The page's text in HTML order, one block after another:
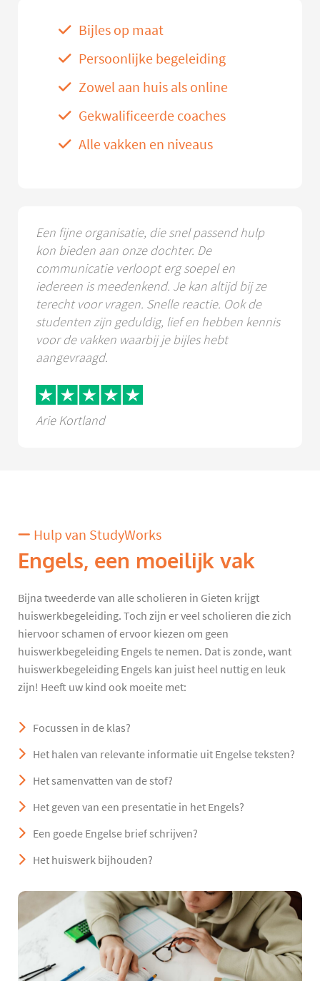
Bijles op maat
Persoonlijke begeleiding
Zowel aan huis als online
Gekwalificeerde coaches
Alle vakken en niveaus
Een fijne organisatie, die snel passend hulp
kon bieden aan onze dochter. De
communicatie verloopt erg soepel en
iedereen is meedenkend. Je kan altijd bij ze
terecht voor vragen. Snelle reactie. Ook de
studenten zijn geduldig, lief en hebben kennis
voor de vakken waarbij je bijles hebt
aangevraagd.
Arie Kortland
Hulp van StudyWorks
Engels, een moeilijk vak
Bijna tweederde van alle scholieren in Gieten krijgt
huiswerkbegeleiding. Toch zijn er veel scholieren die zich
hiervoor schamen of ervoor kiezen om geen
huiswerkbegeleiding Engels te nemen. Dat is zonde, want
huiswerkbegeleiding Engels kan juist heel nuttig en leuk
zijn! Heeft uw kind ook moeite met:
Focussen in de klas?
Het halen van relevante informatie uit Engelse teksten?
Het samenvatten van de stof?
Het geven van een presentatie in het Engels?
Een goede Engelse brief schrijven?
Het huiswerk bijhouden?